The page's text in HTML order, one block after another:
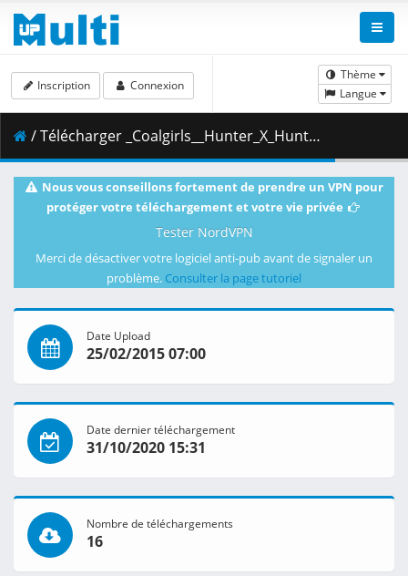
Thème
Langue
Inscription Connexion
/ Télécharger _Coalgirls__Hunter_X_Hunter_124__1920x1080_Blu-ray_FLAC___4493DF92_.mkv.001 ( 545.65 MB )
Nous vous conseillons fortement de prendre un VPN pour
protéger votre téléchargement et votre vie privée
Tester NordVPN
Merci de désactiver votre logiciel anti-pub avant de signaler un
problème. Consulter la page tutoriel
Date Upload
25/02/2015 07:00
Date dernier téléchargement
31/10/2020 15:31
Nombre de téléchargements
16